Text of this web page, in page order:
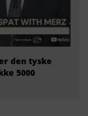
den tyske
5000